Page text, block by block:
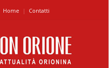
Home Contatti